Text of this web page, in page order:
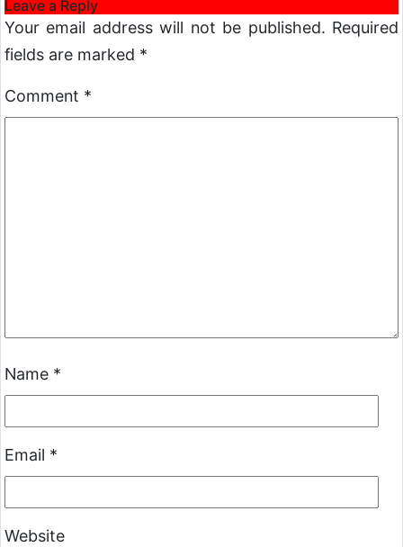
Leave a Reply
Your email address will not be published. Required
fields are marked *
Comment *
Name *
Email *
Website